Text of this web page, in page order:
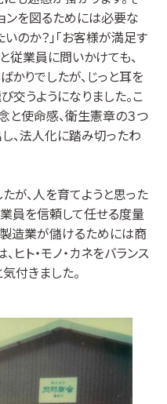
ンを図るためには必要な
いのか？」「お客様が満足す
従業員に問いかけても、
りでしたが、じっと耳を
うようになりました。こ
と使命感、衛生憲章の３つ
、法人化に踏み切ったわ
が、人を育てようと思った
員を信頼して任せる度量
製造業が儲けるためには商
ヒト・モノ・カネをバランス
付きました。